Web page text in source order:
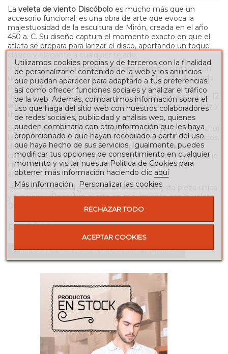
La veleta de viento Discóbolo es mucho más que un
accesorio funcional; es una obra de arte que evoca la
majestuosidad de la escultura de Mirón, creada en el año
450 a. C. Su diseño captura el momento exacto en que el
atleta se prepara para lanzar el disco, aportando un toque
Fabricada enchapa metálica de alta calidady pintada con
un acabado negro anticorrosivo, esta veleta está diseñada
para resistir las condiciones más adversas. Gracias a su
tratamiento especial, puedes disfrutar de una garantía de
años contra la corrosión , asegurándote una pieza duradera y
libre de mantenimiento.
Sus dimensiones (100 cm de altura total y 80 cm de ancho)
la convierten en el complemento ideal para decorar tejados,
destacándose por su presencia imponente y diseño
cuidado. Además, forma parte de una amplia colección que
incluye veletas dedicadas a deportes, profesiones y
aficiones.
Haz de tu tejado el punto de atención con esta pieza única
y funcional.¡Descubre el arte en movimiento con la veleta
Discóbolo y añade un toque de historia clásica a tu hogar!
RESEÑAS
Para escribir una reseña debes estar registrado
Utilizamos cookies propias y de terceros con la finalidad
de personalizar el contenido de la web y los anuncios
que puedan aparecer para adaptarlo a tus preferencias,
así como ofrecer funciones sociales y analizar el tráfico
de la web. Además, compartimos información sobre el
uso que haga del sitio web con nuestros colaboradores
de redes sociales, publicidad y análisis web, quienes
pueden combinarla con otra información que les haya
proporcionado o que hayan recopilado a partir del uso
que haya hecho de sus servicios. Igualmente, puedes
modificar tus opciones de consentimiento en cualquier
momento y visitar nuestra Política de Cookies para
obtener más información haciendo clic aquí
Más información
Personalizar las cookies
RECHAZAR TODO
ACEPTAR COOKIES